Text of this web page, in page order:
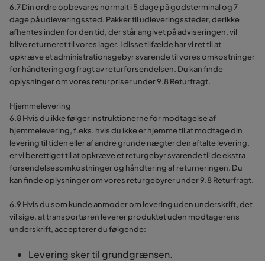
6.7 Din ordre opbevares normalt i 5 dage på godsterminal og 7
dage på udleveringssted. Pakker til udleveringssteder, derikke
afhentes inden for den tid, der står angivet på adviseringen, vil
blive returneret til vores lager. I disse tilfælde har vi ret til at
opkræve et administrationsgebyr svarende til vores omkostninger
for håndtering og fragt av returforsendelsen. Du kan finde
oplysninger om vores returpriser under 9.8 Returfragt.
Hjemmelevering
6.8 Hvis du ikke følger instruktionerne for modtagelse af
hjemmelevering, f.eks. hvis du ikke er hjemme til at modtage din
levering til tiden eller af andre grunde nægter den aftalte levering,
er vi berettiget til at opkræve et returgebyr svarende til de ekstra
forsendelsesomkostninger og håndtering af returneringen. Du
kan finde oplysninger om vores returgebyrer under 9.8 Returfragt.
6.9 Hvis du som kunde anmoder om levering uden underskrift, det
vil sige, at transportøren leverer produktet uden modtagerens
underskrift, accepterer du følgende:
Levering sker til grundgrænsen.